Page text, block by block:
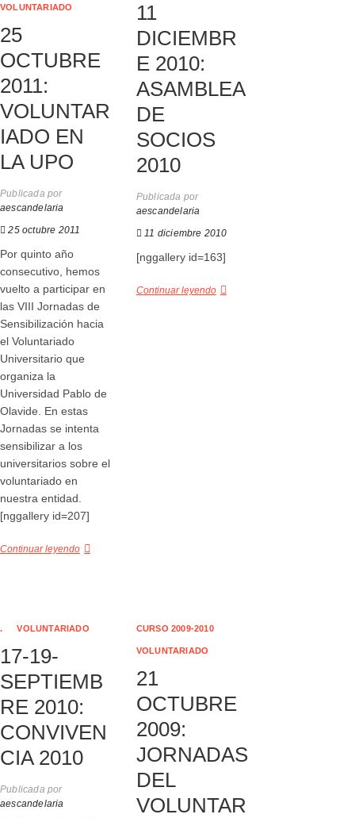
VOLUNTARIADO
25
OCTUBRE
2011:
VOLUNTAR
IADO EN
LA UPO
Publicada por
aescandelaria
25 octubre 2011
Por quinto año
consecutivo, hemos
vuelto a participar en
las VIII Jornadas de
Sensibilización hacia
el Voluntariado
Universitario que
organiza la
Universidad Pablo de
Olavide. En estas
Jornadas se intenta
sensibilizar a los
universitarios sobre el
voluntariado en
nuestra entidad.
[nggallery id=207]
Continuar leyendo
11
DICIEMBR
E 2010:
ASAMBLEA
DE
SOCIOS
2010
Publicada por
aescandelaria
11 diciembre 2010
[nggallery id=163]
Continuar leyendo
. VOLUNTARIADO
17-19-
SEPTIEMB
RE 2010:
CONVIVEN
CIA 2010
Publicada por
aescandelaria
CURSO 2009-2010
VOLUNTARIADO
21
OCTUBRE
2009:
JORNADAS
DEL
VOLUNTAR